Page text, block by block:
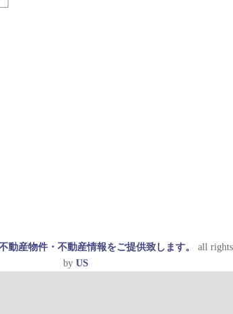
動産物件・不動産情報をご提供致します。
all rights
by US